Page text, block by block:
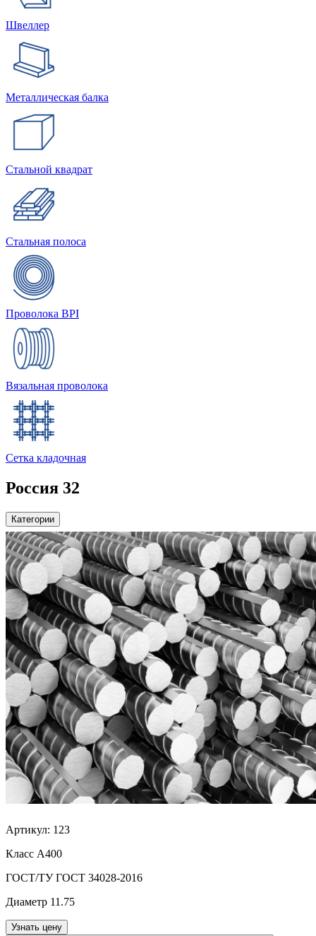
Швеллер
Металлическая балка
Стальной квадрат
Стальная полоса
Проволока BPI
Вязальная проволока
Сетка кладочная
Россия 32
Категории
Артикул: 123
Класс А400
ГОСТ/ТУ ГОСТ 34028-2016
Диаметр 11.75
Узнать цену